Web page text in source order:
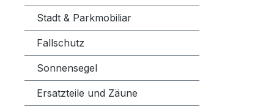
Stadt & Parkmobiliar
Fallschutz
Sonnensegel
Ersatzteile und Zäune